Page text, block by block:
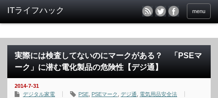
menu
実際には検査してないのにマークがある？ 「PSEマ
ーク」に潜む電化製品の危険性【デジ通】
2014-7-31
デジタル家電
PSE PSEマーク デジ通
電気用品安全法